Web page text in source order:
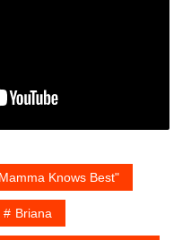
Knows Best"
Briana